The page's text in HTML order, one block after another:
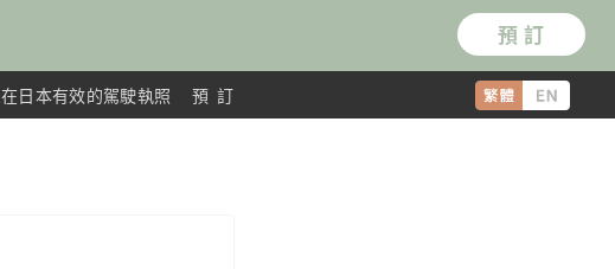
預 訂
在日本有效的駕駛執照 預 訂